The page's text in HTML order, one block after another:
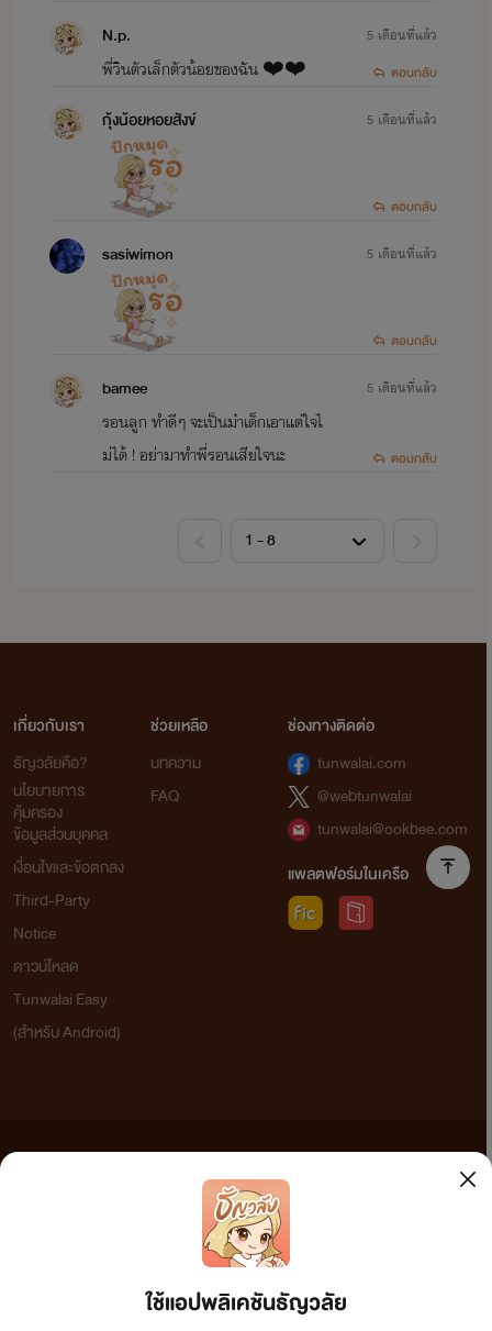
N.p.
พี่วินตัวเล็กตัวน้อยของฉัน ❤️❤️
5 เดือนที่แล้ว
ตอบกลับ
กุ้งน้อยหอยสังข์ 5 เดือนที่แล้ว
ตอบกลับ
sasiwimon 5 เดือนที่แล้ว
ตอบกลับ
bamee
รอนลูก ทำดีๆ จะเป็นม๋าเด็กเอาแต่ใจไ
ม่ได้ ! อย่ามาทำพี่รอนเสียใจนะ
5 เดือนที่แล้ว
ตอบกลับ
ใช้แอปพลิเคชันธัญวลัย
เกี่ยวกับเรา
ธัญวลัยคือ?
นโยบายการ
คุ้มครอง
ข้อมูลส่วนบุคคล
เงื่อนไขและข้อตกลง
Third-Party
Notice
ดาวน์โหลด
Tunwalai Easy
(สำหรับ Android)
ช่วยเหลือ
บทความ
FAQ
ช่องทางติดต่อ
tunwalai.com
@webtunwalai
tunwalai@ookbee.com
แพลตฟอร์มในเครือ
เว็บไซต์แห่งนี้ไม่ได้เห็นด้วยและไม่ขอรับผิดชอบต่อข้อความใดๆ ทั้งสิ้น ดังนั้นผู้อ่านทุกท่านโปรดใช้
วิจารณญาณในการกลั่นกรองด้วยตนเอง และหากท่านพบข้อความใดๆ ที่ขัดต่อกฎหมายและศีลธรรม
กรุณาแจ้งมาที่ tunwalai@ookbee.com เพื่อทีมงานจะได้ดำเนินการในทันที ทั้งนี้ ทางเว็บไซต์ขอสงวน
ลิขสิทธิ์ตามพระราชบัญญัติลิขสิทธิ์ (ฉบับเพิ่มเติม) พ.ศ.2558